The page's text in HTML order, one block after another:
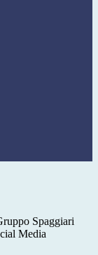
Spaggiari
Media